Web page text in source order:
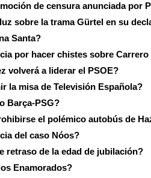
de censura anunciada por
sobre la trama Gürtel en su
Santa?
por hacer chistes sobre
volverá a liderar el PSOE?
la misa de Televisión Española?
Barça-PSG?
el polémico autobús de
del caso Nóos?
retraso de la edad de jubilación?
Enamorados?